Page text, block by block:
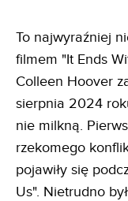
To najwyraźniej
filmem "It Ends
Colleen Hoover
sierpnia 2024
nie milkną.
rzekomego
pojawiły się
Us". Nietrudno